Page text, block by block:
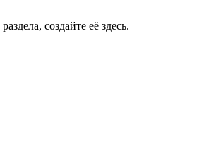
создайте её здесь.